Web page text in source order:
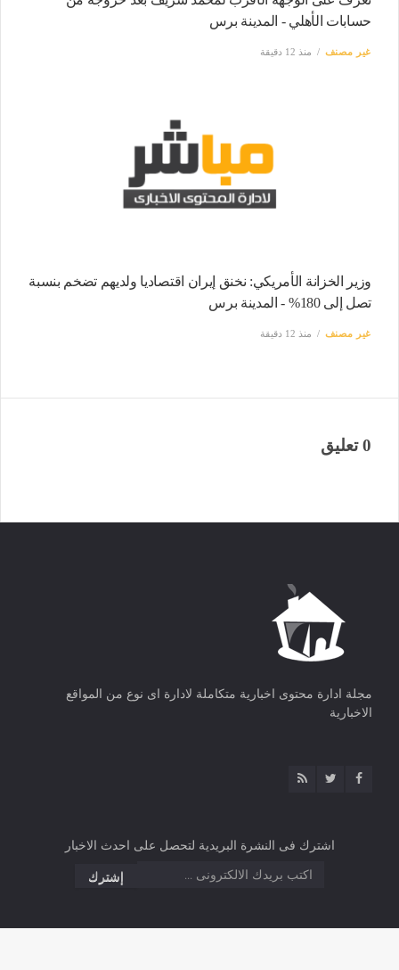
حسابات الأهلي - المدينة برس
غير مصنف منذ 12 دقيقة
وزير الخزانة الأمريكي: نخنق إيران اقتصاديا ولديهم تضخم بنسبة
تصل إلى 180% - المدينة برس
غير مصنف منذ 12 دقيقة
0 تعليق
مجلة ادارة محتوى اخبارية متكاملة لادارة اى نوع من المواقع
الاخبارية
اشترك فى النشرة البريدية لتحصل على احدث الاخبار